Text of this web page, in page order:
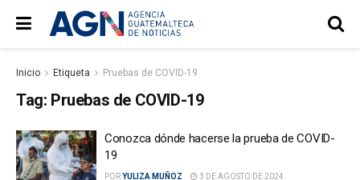
Inicio Etiqueta Pruebas de COVID-19
Tag: Pruebas de COVID-19
Conozca dónde hacerse la prueba de COVID-
19
PORYULIZA MUÑOZ 3 DE AGOSTO DE 2024